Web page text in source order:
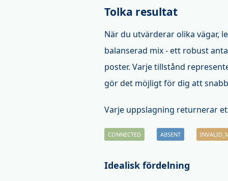
Tolka resultat
När du utvärderar olika vägar,
balanserad mix - ett robust
poster. Varje tillstånd
gör det möjligt för dig att
Varje uppslagning returnerar
CONNECTED ABSENT
Idealisk fördelning